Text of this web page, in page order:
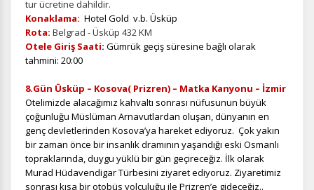
tur ücretine dahildir.
Konaklama: Hotel Gold v.b. Üsküp
Rota: Belgrad - Üsküp 432 KM
Otele Giriş Saati: Gümrük geçiş süresine bağlı olarak
tahmini: 20:00
8.Gün Üsküp – Kosova( Prizren) – Matka Kanyonu – İzmir
Otelimizde alacağımız kahvaltı sonrası nüfusunun büyük
çoğunluğu Müslüman Arnavutlardan oluşan, dünyanın en
genç devletlerinden Kosova’ya hareket ediyoruz. Çok yakın
bir zaman önce bir insanlık dramının yaşandığı eski Osmanlı
topraklarında, duygu yüklü bir gün geçireceğiz. İlk olarak
Murad Hüdavendigar Türbesini ziyaret ediyoruz. Ziyaretimiz
sonrası kısa bir otobüs yolculuğu ile Prizren’e gideceğiz..